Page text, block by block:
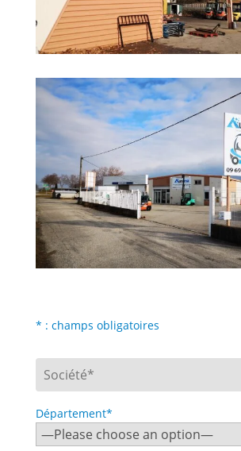
* : champs obligatoires
Département*